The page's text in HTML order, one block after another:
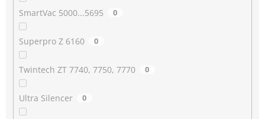
SmartVac 5000...5695 0
Superpro Z 6160 0
Twintech ZT 7740, 7750, 7770 0
Ultra Silencer 0